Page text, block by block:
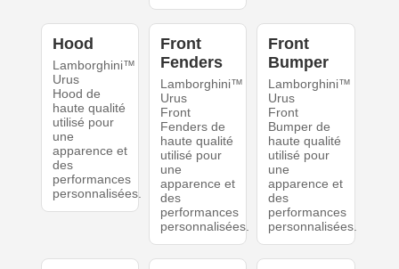
Hood
Lamborghini™
Urus
Hood de
haute qualité
utilisé pour
une
apparence et
des
performances
personnalisées.
Front
Fenders
Lamborghini™
Urus
Front
Fenders de
haute qualité
utilisé pour
une
apparence et
des
performances
personnalisées.
Front
Bumper
Lamborghini™
Urus
Front
Bumper de
haute qualité
utilisé pour
une
apparence et
des
performances
personnalisées.